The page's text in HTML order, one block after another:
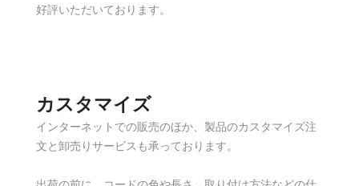
好評いただいております。
カスタマイズ
インターネットでの販売のほか、製品のカスタマイズ注
文と卸売りサービスも承っております。